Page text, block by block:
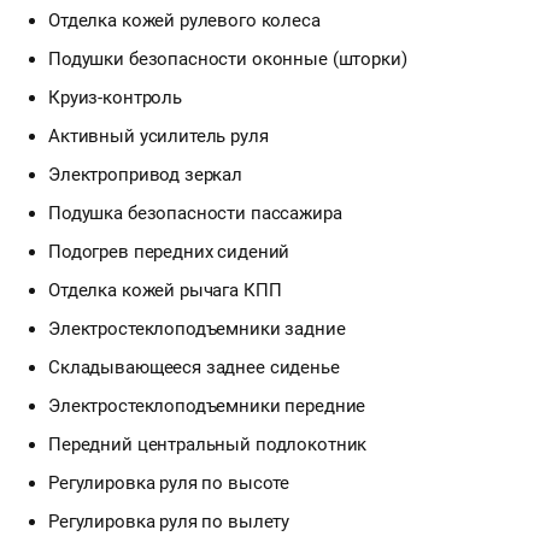
Отделка кожей рулевого колеса
Подушки безопасности оконные (шторки)
Круиз-контроль
Активный усилитель руля
Электропривод зеркал
Подушка безопасности пассажира
Подогрев передних сидений
Отделка кожей рычага КПП
Электростеклоподъемники задние
Складывающееся заднее сиденье
Электростеклоподъемники передние
Передний центральный подлокотник
Регулировка руля по высоте
Регулировка руля по вылету